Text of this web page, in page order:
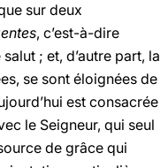
sur deux
, c’est-à-dire
; et, d’autre part, la
se sont éloignées de
est consacrée
le Seigneur, qui seul
de grâce qui